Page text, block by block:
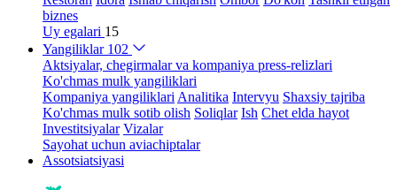
biznes
Uy egalari 15
Yangiliklar 102
Aktsiyalar, chegirmalar va kompaniya press-relizlari
Ko'chmas mulk yangiliklari
Kompaniya yangiliklari Analitika Intervyu Shaxsiy tajriba
Ko'chmas mulk sotib olish Soliqlar Ish Chet elda hayot
Investitsiyalar Vizalar
Sayohat uchun aviachiptalar
Assotsiatsiyasi